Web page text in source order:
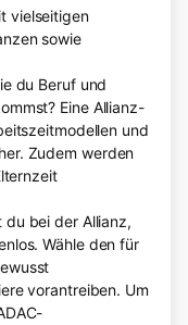
vielseitigen
sowie
du Beruf und
Eine Allianz-
und
Zudem werden
bei der Allianz,
Wähle den für
vorantreiben. Um